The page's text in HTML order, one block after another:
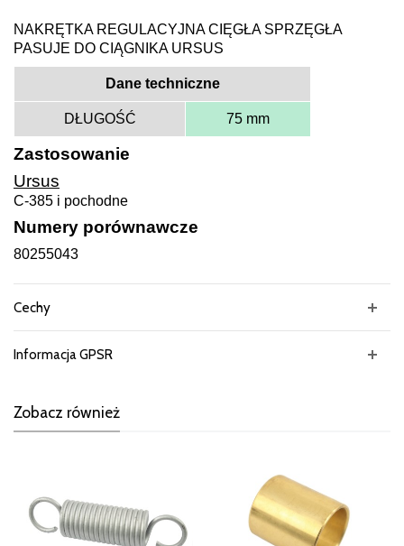
NAKRĘTKA REGULACYJNA CIĘGŁA SPRZĘGŁA
PASUJE DO CIĄGNIKA URSUS
Dane techniczne
DŁUGOŚĆ 75 mm
Zastosowanie
Ursus
C-385 i pochodne
Numery porównawcze
80255043
Cechy
Informacja GPSR
Zobacz również